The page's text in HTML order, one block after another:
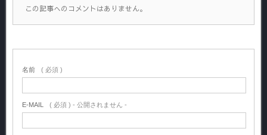
この記事へのコメントはありません。
名前 ( 必須 )
E-MAIL ( 必須 ) - 公開されません -